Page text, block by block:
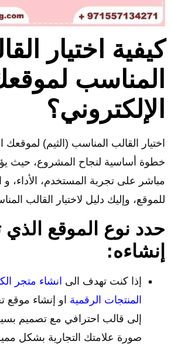
كيفية اختيار
المناسب
الإلكتروني؟
اختيار القالب المناسب (الثيم) لموقعك
خطوة أساسية لنجاح المشروع، حيث
مباشر على تجربة المستخدم، الأداء، و
للموقع، وإليك دليل لاختيار القالب
حدد نوع الموقع الذي
إنشاءه:
إذا كنت تهدف الى انشاء متجر
المنتجات الرقمية او إنشاء موقع
إلى قالب احترافي مع تصميم
صورة علامتك التجارية بشكل